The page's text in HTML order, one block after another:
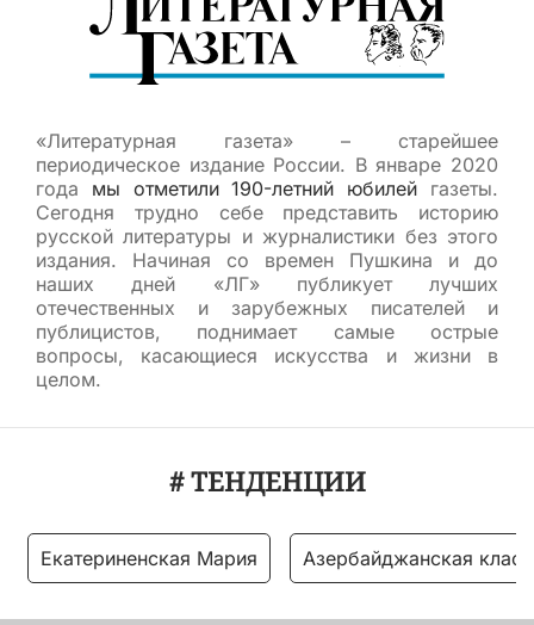
«Литературная газета» – старейшее
периодическое издание России. В январе 2020
года мы отметили 190-летний юбилей газеты.
Сегодня трудно себе представить историю
русской литературы и журналистики без этого
издания. Начиная со времен Пушкина и до
наших дней «ЛГ» публикует лучших
отечественных и зарубежных писателей и
публицистов, поднимает самые острые
вопросы, касающиеся искусства и жизни в
целом.
# ТЕНДЕНЦИИ
Екатериненская Мария Азербайджанская